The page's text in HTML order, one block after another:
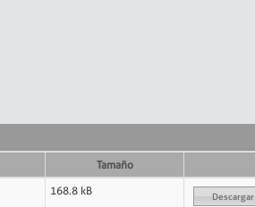
Tamaño
168.8 kB Descargar